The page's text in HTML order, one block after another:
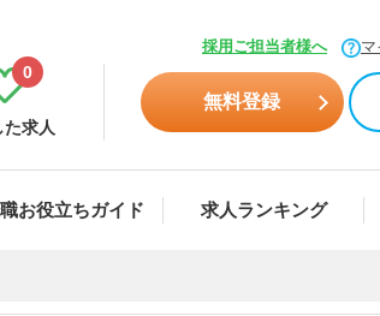
採用ご担当者様へ マ
求人
0
無料登録
お役立ちガイド 求人ランキング